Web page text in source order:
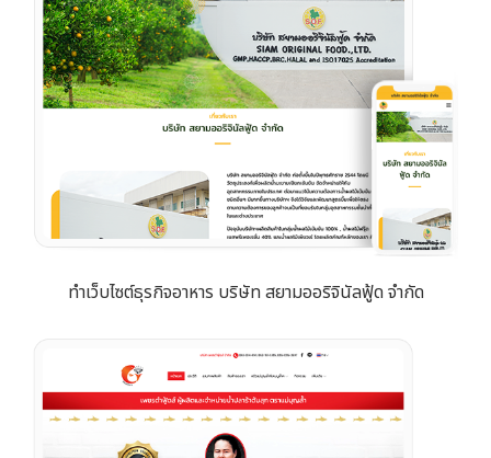
ทำเว็บไซต์ธุรกิจอาหาร บริษัท สยามออริจินัลฟู้ด จำกัด